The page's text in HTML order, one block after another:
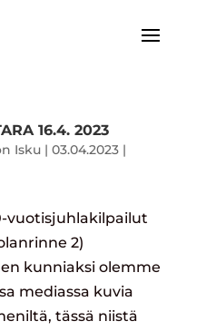
16.4. 2023
Isku| 03.04.2023|
vuotisjuhlakilpailut
2)
kunniaksi olemme
mediassa kuvia
tässä niistä